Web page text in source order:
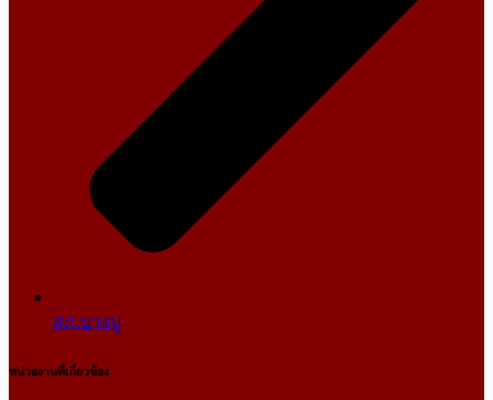
สภ.บางปู
หน่วยงานที่เกี่ยวข้อง